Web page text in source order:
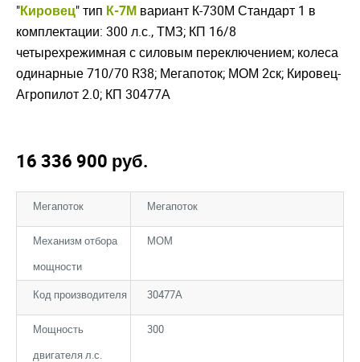
"Кировец" тип К-7М вариант К-730М Стандарт 1 в
комплектации: 300 л.с., ТМЗ; КП 16/8
четырехрежимная с силовым переключением; колеса
одинарные 710/70 R38; Мегапоток; МОМ 2ск; Кировец-
Агропилот 2.0; КП 30477А
16 336 900 руб.
Мегапоток Мегапоток
Механизм отбора
мощности
МОМ
Код производителя 30477А
Мощность
двигателя л.с.
300